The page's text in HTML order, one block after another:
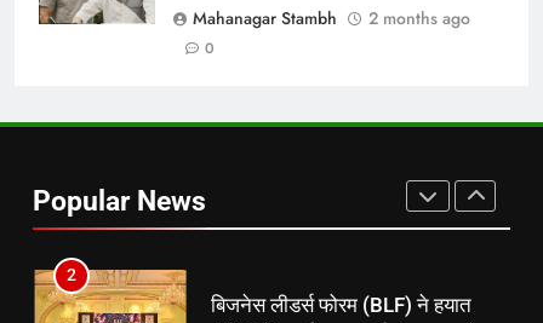
Mahanagar Stambh
2 months ago
0
Popular News
करेंगे:नाइटक्लब केस के चलते स्टोक्स-
एटकिंसन दूसरे टेस्ट से बाहर; आर्चर की
न्यूज़
चार्टर्ड अकाउंटेंट्स के बीच रोमांचक
2
बिजनेस लीडर्स फोरम (BLF) ने हयात